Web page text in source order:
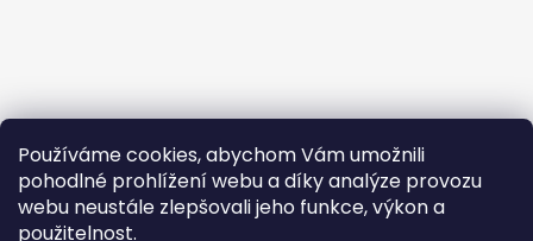
Používáme cookies, abychom Vám umožnili
pohodlné prohlížení webu a díky analýze provozu
webu neustále zlepšovali jeho funkce, výkon a
použitelnost.